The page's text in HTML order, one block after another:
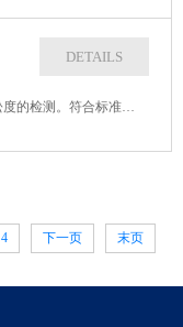
DETAILS
适用范围：用于羽绒羽毛及制品填充料的蓬松度的检测。符合标准：GB/T10288-2016（新国标）、TB/T CFDIA001-2016羽绒分级标准、IDFB技术参数：1、测量精度：1 mm2、量筒高度：600 mm3、...
4 下一页 末页